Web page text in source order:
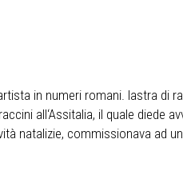
in numeri romani. lastra di
all‘Assitalia, il quale diede
natalizie, commissionava ad